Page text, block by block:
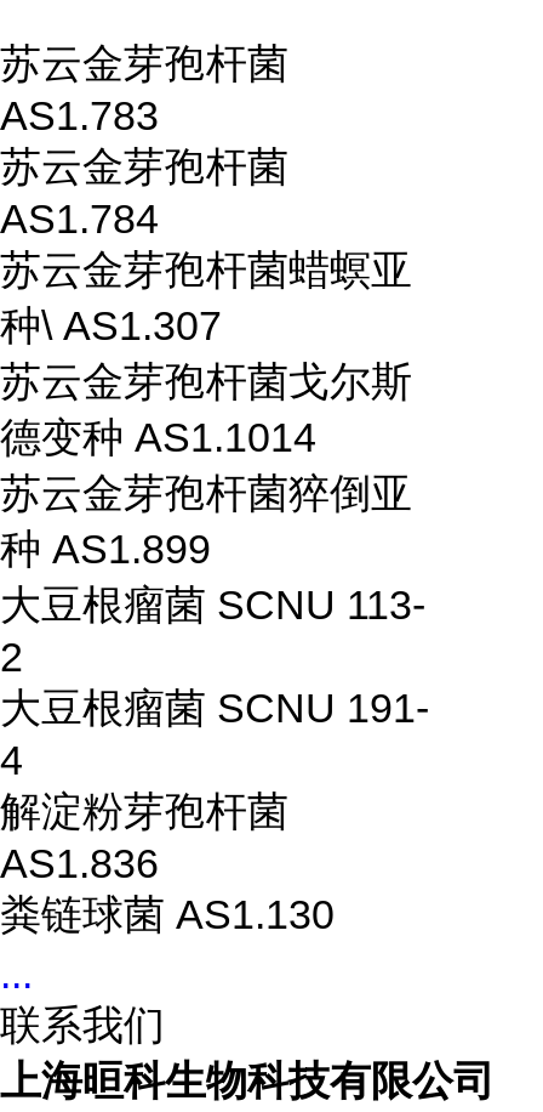
苏云金芽孢杆菌
AS1.783
苏云金芽孢杆菌
AS1.784
苏云金芽孢杆菌蜡螟亚
种\ AS1.307
苏云金芽孢杆菌戈尔斯
德变种 AS1.1014
苏云金芽孢杆菌猝倒亚
种 AS1.899
大豆根瘤菌 SCNU 113-
2
大豆根瘤菌 SCNU 191-
4
解淀粉芽孢杆菌
AS1.836
粪链球菌 AS1.130
...
联系我们
上海晅科生物科技有限公司